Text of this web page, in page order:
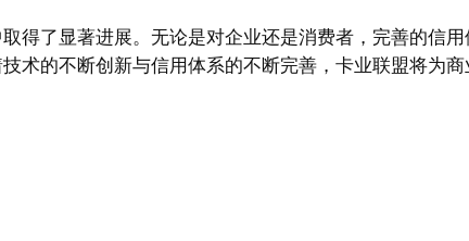
得了显著进展。无论是对企业还是消费者，完善的信
术的不断创新与信用体系的不断完善，卡业联盟将为